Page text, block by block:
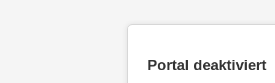
Portal deaktiviert